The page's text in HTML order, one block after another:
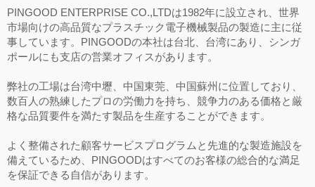
PINGOOD ENTERPRISE CO.,LTDは1982年に設立され、世界
市場向けの高品質なプラスチック電子機械製品の製造に主に従
事しています。PINGOODの本社は台北、台湾にあり、シンガ
ポールにも支店の営業オフィスがあります。
弊社の工場は台湾中壢、中国東莞、中国蘇州に位置しており、
数百人の熟練したプロの労働力を持ち、競争力のある価格と厳
格な品質要件を満たす製品を生産することができます。
よく整備された顧客サービスプログラムと先進的な製造施設を
備えているため、PINGOODはすべてのお客様の総合的な満足
を保証できる自信があります。